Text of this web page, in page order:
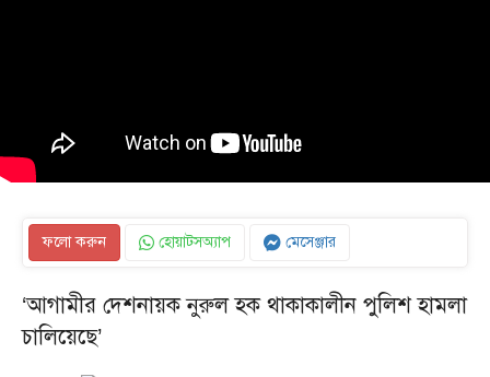
ফলো করুন হোয়াটসঅ্যাপ মেসেঞ্জার
‘আগামীর দেশনায়ক নুরুল হক থাকাকালীন পুলিশ হামলা
চালিয়েছে’